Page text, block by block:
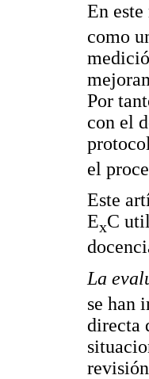
En
como
Por
con el
el
Este
ExC
La
se han
directa